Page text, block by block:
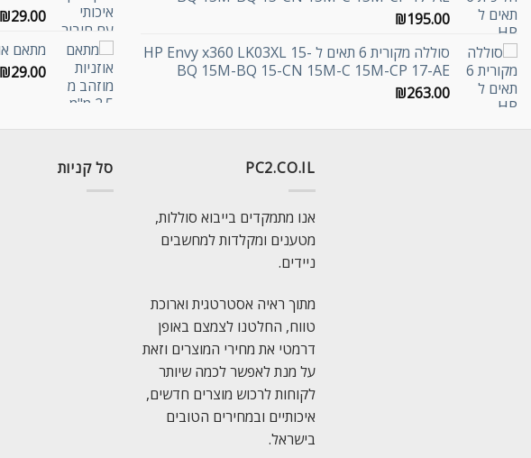
₪195.00
סוללה מקורית 6 תאים ל HP Envy x360 LK03XL 15-
BQ 15M-BQ 15-CN 15M-C 15M-CP 17-AE
₪263.00
₪29.00
מתאם
₪29.00
PC2.CO.IL
אנו מתמקדים בייבוא סוללות,
מטענים ומקלדות למחשבים
ניידים.
מתוך ראיה אסטרטגית וארוכת
טווח, החלטנו לצמצם באופן
דרמטי את מחירי המוצרים וזאת
על מנת לאפשר לכמה שיותר
לקוחות לרכוש מוצרים חדשים,
איכותיים ובמחירים הטובים
בישראל.
סל קניות